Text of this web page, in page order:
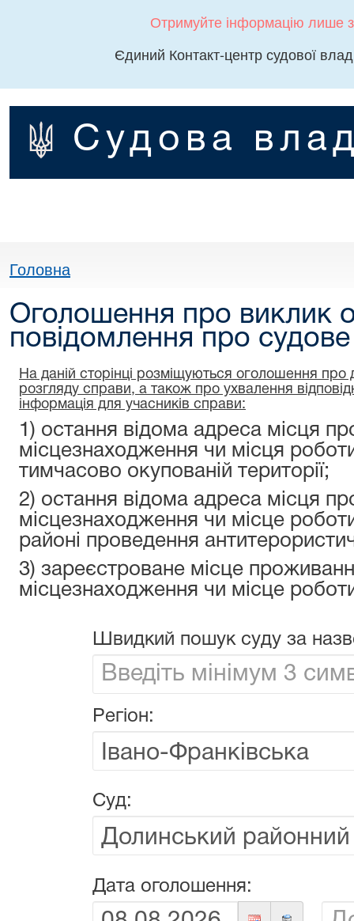
Отримуйте інформацію лише
Єдиний Контакт-центр судової
Судова
Головна
Оголошення про виклик
повідомлення про
На даній сторінці розміщуються оголошення про
розгляду справи, а також про ухвалення
інформація для учасників справи:
1) остання відома адреса місця
місцезнаходження чи місця
тимчасово окупованій території;
2) остання відома адреса місця
місцезнаходження чи місце
районі проведення
3) зареєстроване місце
місцезнаходження чи місце
Швидкий пошук суду за
Регіон:
Суд:
Дата оголошення:
Від:
До: